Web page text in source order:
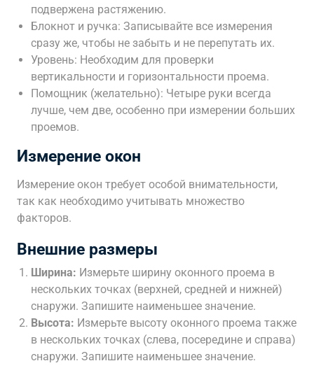
подвержена растяжению.
Блокнот и ручка: Записывайте все измерения
сразу же, чтобы не забыть и не перепутать их.
Уровень: Необходим для проверки
вертикальности и горизонтальности проема.
Помощник (желательно): Четыре руки всегда
лучше, чем две, особенно при измерении больших
проемов.
Измерение окон
Измерение окон требует особой внимательности,
так как необходимо учитывать множество
факторов.
Внешние размеры
Ширина: Измерьте ширину оконного проема в
нескольких точках (верхней, средней и нижней)
снаружи. Запишите наименьшее значение.
Высота: Измерьте высоту оконного проема также
в нескольких точках (слева, посередине и справа)
снаружи. Запишите наименьшее значение.